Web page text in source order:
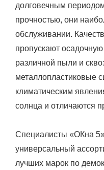
долговечным
прочностью, они
обслуживании.
пропускают
различной пыли и
металлопластиковые
климатическим
солнца и отличаются
Специалисты «ОКна
универсальный
лучших марок по